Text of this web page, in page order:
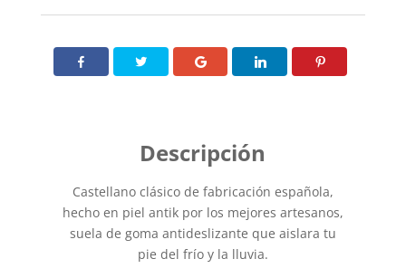
NEGRO
Castellano clásico de fabricación española,
hecho en piel antik por los mejores artesanos,
suela de goma antideslizante que aislara tu
pie del frío y la lluvia.